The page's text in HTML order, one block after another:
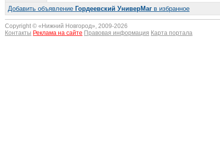
Добавить объявление Гордеевский УниверМаг в избранное
Copyright © « Нижний Новгород», 2009-2026
Контакты Реклама на сайте Правовая информация Карта портала